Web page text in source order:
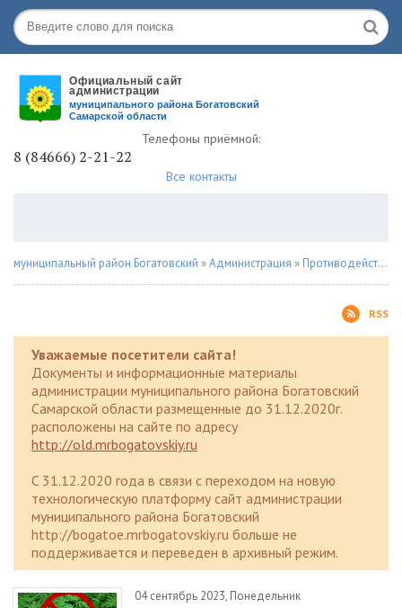
Телефоны приёмной:
8 (84666) 2-21-22
Все контакты
муниципальный район Богатовский »Администрация » Противодействие наркомании
RSS
Уважаемые посетители сайта!
Документы и информационные материалы
администрации муниципального района Богатовский
Самарской области размещенные до 31.12.2020г.
расположены на сайте по адресу
http://old.mrbogatovskiy.ru
C 31.12.2020 года в связи с переходом на новую
технологическую платформу сайт администрации
муниципального района Богатовский
http://bogatoe.mrbogatovskiy.ru больше не
поддерживается и переведен в архивный режим.
04 сентябрь 2023, Понедельник